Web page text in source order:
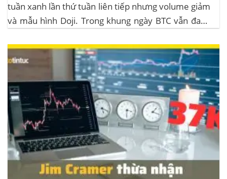
tuần xanh lần thứ tuần liên tiếp nhưng volume giảm
và mẫu hình Doji. Trong khung ngày BTC vẫn đang
triệu đô Stablecoin bị rút khỏi các sàn giao dịch...